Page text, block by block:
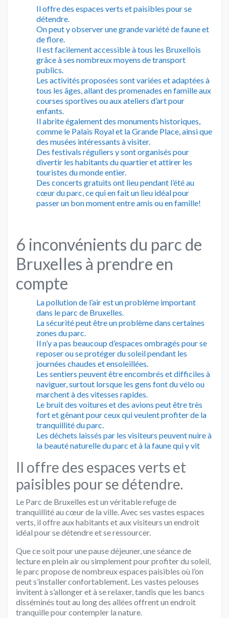
Il offre des espaces verts et paisibles pour se
détendre.
On peut y observer une grande variété de faune et
de flore.
Il est facilement accessible à tous les Bruxellois
grâce à ses nombreux moyens de transport
publics.
Les activités proposées sont variées et adaptées à
tous les âges, allant des promenades en famille aux
courses sportives ou aux ateliers d’art pour
enfants.
Il abrite également des monuments historiques,
comme le Palais Royal et la Grande Place, ainsi que
des musées intéressants à visiter.
Des festivals réguliers y sont organisés pour
divertir les habitants du quartier et attirer les
touristes du monde entier.
Des concerts gratuits ont lieu pendant l’été au
cœur du parc, ce qui en fait un lieu idéal pour
passer un bon moment entre amis ou en famille!
6 inconvénients du parc de
Bruxelles à prendre en
compte
La pollution de l’air est un problème important
dans le parc de Bruxelles.
La sécurité peut être un problème dans certaines
zones du parc.
Il n’y a pas beaucoup d’espaces ombragés pour se
reposer ou se protéger du soleil pendant les
journées chaudes et ensoleillées.
Les sentiers peuvent être encombrés et difficiles à
naviguer, surtout lorsque les gens font du vélo ou
marchent à des vitesses rapides.
Le bruit des voitures et des avions peut être très
fort et gênant pour ceux qui veulent profiter de la
tranquillité du parc.
Les déchets laissés par les visiteurs peuvent nuire à
la beauté naturelle du parc et à la faune qui y vit
Il offre des espaces verts et
paisibles pour se détendre.
Le Parc de Bruxelles est un véritable refuge de
tranquillité au cœur de la ville. Avec ses vastes espaces
verts, il offre aux habitants et aux visiteurs un endroit
idéal pour se détendre et se ressourcer.
Que ce soit pour une pause déjeuner, une séance de
lecture en plein air ou simplement pour profiter du soleil,
le parc propose de nombreux espaces paisibles où l’on
peut s’installer confortablement. Les vastes pelouses
invitent à s’allonger et à se relaxer, tandis que les bancs
disséminés tout au long des allées offrent un endroit
tranquille pour contempler la nature.